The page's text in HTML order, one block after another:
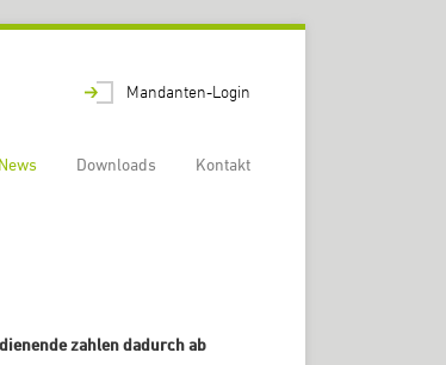
Mandanten-Login
News Downloads Kontakt
zahlen dadurch ab